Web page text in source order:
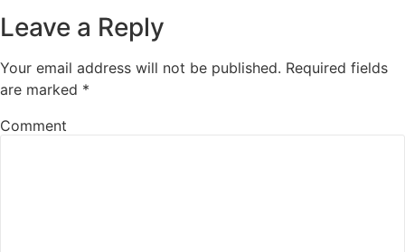
Leave a Reply
Your email address will not be published. Required fields
are marked *
Comment